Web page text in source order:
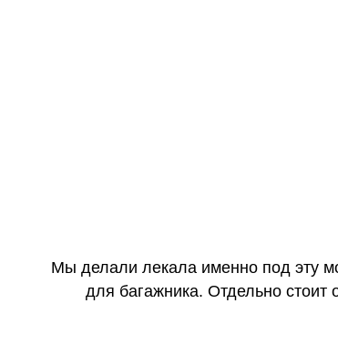
Мы делали лекала именно под эту
для багажника. Отдельно стоит